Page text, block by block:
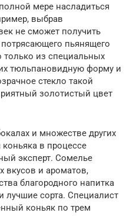
мере насладиться
выбрав
не сможет получить
пьянящего
только из специальных
тюльпановидную форму и
стекло такой
золотистый цвет
и множестве других
в процессе
эксперт. Сомелье
вкусов и ароматов,
благородного напитка
лучшие сорта. Специалист
коньяк по трем